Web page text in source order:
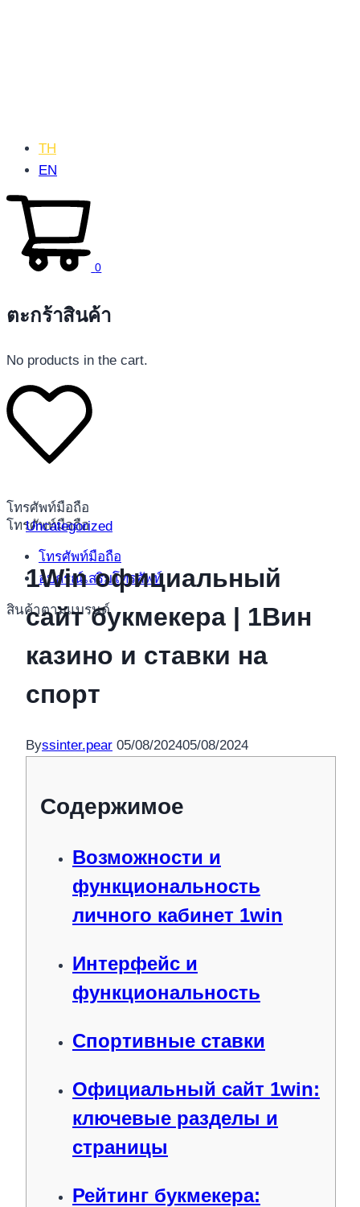
โทรศัพท์มือถือ
โทรศัพท์มือถือ
โทรศัพท์มือถือ
อุปกรณ์เสริมโทรศัพท์
สินค้าตามแบรนด์
TH
EN
0
ตะกร้าสินค้า
No products in the cart.
Uncategorized
1Win официальный
сайт букмекера | 1Вин
казино и ставки на
спорт
Byssinter.pear 05/08/202405/08/2024
Содержимое
Возможности и
функциональность
личного кабинет 1win
Интерфейс и
функциональность
Спортивные ставки
Официальный сайт 1win:
ключевые разделы и
страницы
Рейтинг букмекера: